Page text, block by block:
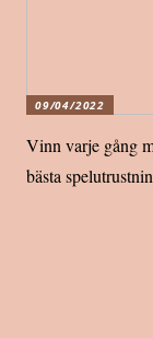
09/04/2022
Vinn varje gång
bästa